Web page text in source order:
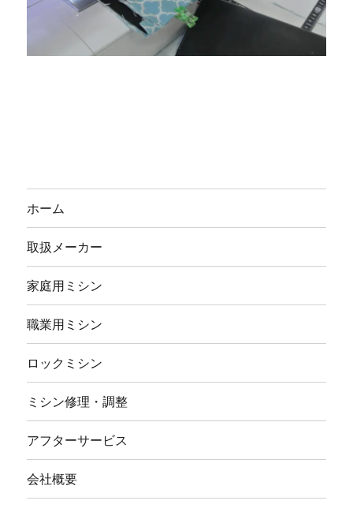
ホーム
取扱メーカー
家庭用ミシン
職業用ミシン
ロックミシン
ミシン修理・調整
アフターサービス
会社概要